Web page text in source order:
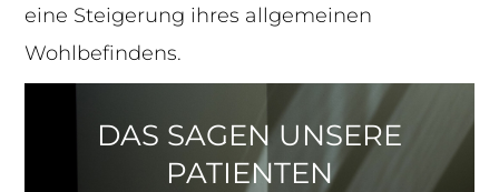
eine Steigerung ihres allgemeinen
Wohlbefindens.
DAS SAGEN UNSERE
PATIENTEN